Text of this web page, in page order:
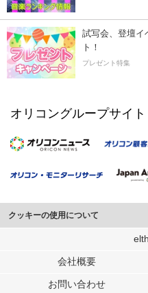
試写会、登壇イ
ト！
プレゼント特集
オリコングループサイト
クッキーの使用について
このサイトでは Cookie を使用して
行っています。
メディアや広告配信、データ解析の
会社概要
お問い合わせ